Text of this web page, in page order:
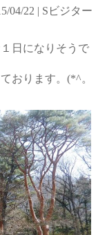
04/22 | Sビジター
日になりそうで
おります。(*^。